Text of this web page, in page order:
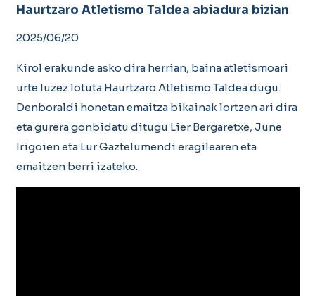
Haurtzaro Atletismo Taldea abiadura bizian
2025/06/20
Kirol erakunde asko dira herrian, baina atletismoari
urte luzez lotuta Haurtzaro Atletismo Taldea dugu.
Denboraldi honetan emaitza bikainak lortzen ari dira
eta gurera gonbidatu ditugu Lier Bergaretxe, June
Irigoien eta Lur Gaztelumendi eragilearen eta
emaitzen berri izateko.